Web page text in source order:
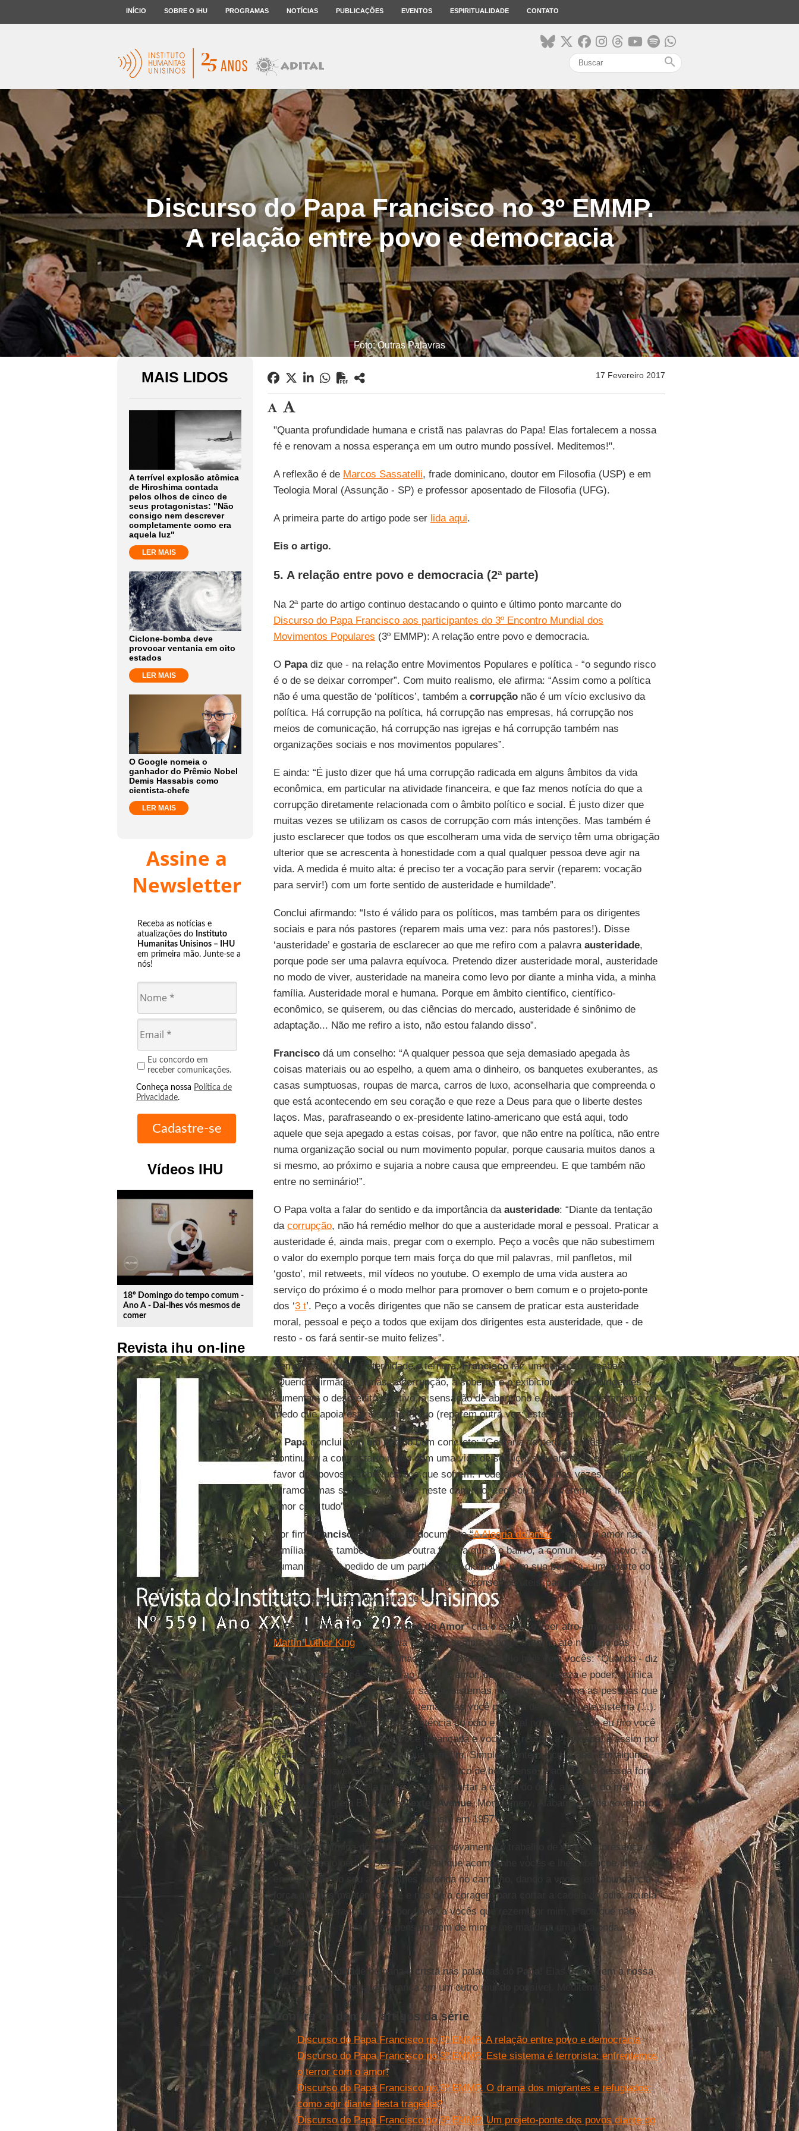
INÍCIO SOBRE O IHU PROGRAMAS NOTÍCIAS PUBLICAÇÕES EVENTOS ESPIRITUALIDADE CONTATO
search
Discurso do Papa Francisco no 3º EMMP.
A relação entre povo e democracia
Foto: Outras Palavras
MAIS LIDOS
A terrível explosão atômica
de Hiroshima contada
pelos olhos de cinco de
seus protagonistas: "Não
consigo nem descrever
completamente como era
aquela luz"
LER MAIS
Ciclone-bomba deve
provocar ventania em oito
estados
LER MAIS
O Google nomeia o
ganhador do Prêmio Nobel
Demis Hassabis como
cientista-chefe
LER MAIS
Assine a
Newsletter
Receba as notícias e
atualizações do Instituto
Humanitas Unisinos – IHU
em primeira mão. Junte-se a
nós!
Eu concordo em
receber comunicações.
Conheça nossa Política de
Privacidade.
Vídeos IHU
play_circle_outline
18º Domingo do tempo comum -
Ano A - Dai-lhes vós mesmos de
comer
Revista ihu on-line
17 Fevereiro 2017
"Quanta profundidade humana e cristã nas palavras do Papa! Elas fortalecem a nossa
fé e renovam a nossa esperança em um outro mundo possível. Meditemos!".
A reflexão é de Marcos Sassatelli, frade dominicano, doutor em Filosofia (USP) e em
Teologia Moral (Assunção - SP) e professor aposentado de Filosofia (UFG).
A primeira parte do artigo pode ser lida aqui.
Eis o artigo.
5. A relação entre povo e democracia (2ª parte)
Na 2ª parte do artigo continuo destacando o quinto e último ponto marcante do
Discurso do Papa Francisco aos participantes do 3º Encontro Mundial dos
Movimentos Populares (3º EMMP): A relação entre povo e democracia.
O Papadiz que - na relação entre Movimentos Populares e política - “o segundo risco
é o de se deixar corromper”. Com muito realismo, ele afirma: “Assim como a política
não é uma questão de ‘políticos’, também a corrupçãonão é um vício exclusivo da
política. Há corrupção na política, há corrupção nas empresas, há corrupção nos
meios de comunicação, há corrupção nas igrejas e há corrupção também nas
organizações sociais e nos movimentos populares”.
E ainda: “É justo dizer que há uma corrupção radicada em alguns âmbitos da vida
econômica, em particular na atividade financeira, e que faz menos notícia do que a
corrupção diretamente relacionada com o âmbito político e social. É justo dizer que
muitas vezes se utilizam os casos de corrupção com más intenções. Mas também é
justo esclarecer que todos os que escolheram uma vida de serviço têm uma obrigação
ulterior que se acrescenta à honestidade com a qual qualquer pessoa deve agir na
vida. A medida é muito alta: é preciso ter a vocação para servir (reparem: vocação
para servir!) com um forte sentido de austeridade e humildade”.
Conclui afirmando: “Isto é válido para os políticos, mas também para os dirigentes
sociais e para nós pastores (reparem mais uma vez: para nós pastores!). Disse
‘austeridade’ e gostaria de esclarecer ao que me refiro com a palavra austeridade,
porque pode ser uma palavra equívoca. Pretendo dizer austeridade moral, austeridade
no modo de viver, austeridade na maneira como levo por diante a minha vida, a minha
família. Austeridade moral e humana. Porque em âmbito científico, científico-
econômico, se quiserem, ou das ciências do mercado, austeridade é sinônimo de
adaptação... Não me refiro a isto, não estou falando disso”.
Franciscodá um conselho: “A qualquer pessoa que seja demasiado apegada às
coisas materiais ou ao espelho, a quem ama o dinheiro, os banquetes exuberantes, as
casas sumptuosas, roupas de marca, carros de luxo, aconselharia que compreenda o
que está acontecendo em seu coração e que reze a Deus para que o liberte destes
laços. Mas, parafraseando o ex-presidente latino-americano que está aqui, todo
aquele que seja apegado a estas coisas, por favor, que não entre na política, não entre
numa organização social ou num movimento popular, porque causaria muitos danos a
si mesmo, ao próximo e sujaria a nobre causa que empreendeu. E que também não
entre no seminário!”.
O Papa volta a falar do sentido e da importância da austeridade: “Diante da tentação
da corrupção, não há remédio melhor do que a austeridade moral e pessoal. Praticar a
austeridade é, ainda mais, pregar com o exemplo. Peço a vocês que não subestimem
o valor do exemplo porque tem mais força do que mil palavras, mil panfletos, mil
‘gosto’, mil retweets, mil vídeos no youtube. O exemplo de uma vida austera ao
serviço do próximo é o modo melhor para promover o bem comum e o projeto-ponte
dos ‘3 t’. Peço a vocês dirigentes que não se cansem de praticar esta austeridade
moral, pessoal e peço a todos que exijam dos dirigentes esta austeridade, que - de
resto - os fará sentir-se muito felizes”.
Sempre com muita fraternidade e ternura,Franciscofaz um caloroso desabafo:
“Queridos irmãos e irmãs, a corrupção, a soberba e o exibicionismo dos dirigentes
aumentam o descrédito coletivo, a sensação de abandono e alimenta o mecanismo do
medo que apoia este sistema iníquo (reparem outra vez: este sistema iníquo”).
O Papaconclui com um pedido bem concreto: “Gostaria de pedir a vocês que
continuem a contrastar o medo com uma vida de serviço, solidariedade e humildade a
favor dos povos e sobretudo dos que sofrem. Poderão errar muitas vezes, todos
erramos, mas se perseverarmos neste caminho, cedo ou tarde, veremos os frutos. O
amor cura tudo”!
Por fim,Franciscorefere-se ao documento “A Alegria do amor”, “sobre o amor nas
famílias, mas também naquela outra família que é o bairro, a comunidade, o povo, a
humanidade”. A pedido de um participante, distribui - com sua benção - uma parte do
quarto capítulo, onde “se encontram alguns ‘conselhos úteis’ para praticar o
mandamento mais importante de Jesus”.
OPapalembra que na “A alegria do Amor” cita o saudoso líder afro-americano,
Martin Luther King, “que sabia escolher sempre o amor fraterno até no meio das
piores preocupações e humilhações”. Quero recordá-lo hoje com vocês: “Quando - diz
Luther King- você se eleva ao nível do amor, da sua grande beleza e poder, a única
coisa que você procura derrotar são os sistemas malignos. Você ama as pessoas que
caíram na armadilha daquele sistema, mas você procura derrotar aquele sistema (...).
Ódio por ódio só intensifica a existência do ódio e do mal no universo. Se eu firo você
e você me fere, e restituo a você a pancada e você me restitui a pancada, e assim por
diante, é evidente que se continua sem fim. Simplesmente nunca acaba. Em alguma
parte, deve haver alguém que tem um pouco de bom senso, e aquela é a pessoa forte.
A pessoa forte é aquela que é capaz de cortar a cadeia do ódio, a cadeia do mal”
(Sermão na Igreja Batista deDexter Avenue, Montgomery, Alabama, 17 de novembro
de 1957, n. 118)”. E sublinha: “disse isto em 1957”.
Franciscotermina dizendo: “Agradeço novamente o trabalho de vocês, a presença de
vocês. Desejo pedir a Deus nosso Pai que acompanhe vocês e lhes abençoe, que
encha vocês do seu amor e lhes defenda no caminho, dando a vocês em abundância a
força que nos mantém em pé e nos dá a coragem para cortar a cadeia do ódio: aquela
força é a esperança. Peço, por favor, a vocês que rezem por mim, e aos que não
podem rezar - sabiam-no - pensem bem de mim e me mandem uma boa onda.
Obrigado!”.
Quanta profundidade humana e cristã nas palavras do Papa
! Elas fortalecem a nossa
fé e renovam a nossa esperança em um outro mundo possível. Meditemos!
Confira os demais artigos da série
Discurso do Papa Francisco no 3º EMMP. A relação entre povo e democracia
Discurso do Papa Francisco no 3º EMMP. Este sistema é terrorista: enfrentemos
o terror com o amor!
Discurso do Papa Francisco no 3º EMMP. O drama dos migrantes e refugiados:
como agir diante desta tragédia?
Discurso do Papa Francisco no 3º EMMP. Um projeto-ponte dos povos diante do